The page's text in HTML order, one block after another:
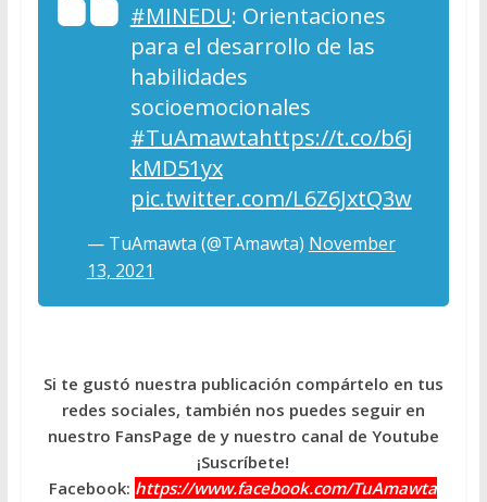
#MINEDU: Orientaciones
para el desarrollo de las
habilidades
socioemocionales
#TuAmawtahttps://t.co/b6j
kMD51yx
pic.twitter.com/L6Z6JxtQ3w
— TuAmawta (@TAmawta) November
13, 2021
Si te gustó nuestra publicación compártelo en tus
redes sociales, también nos puedes seguir en
nuestro FansPage de y nuestro canal de Youtube
¡Suscríbete!
Facebook: https://www.facebook.com/TuAmawta